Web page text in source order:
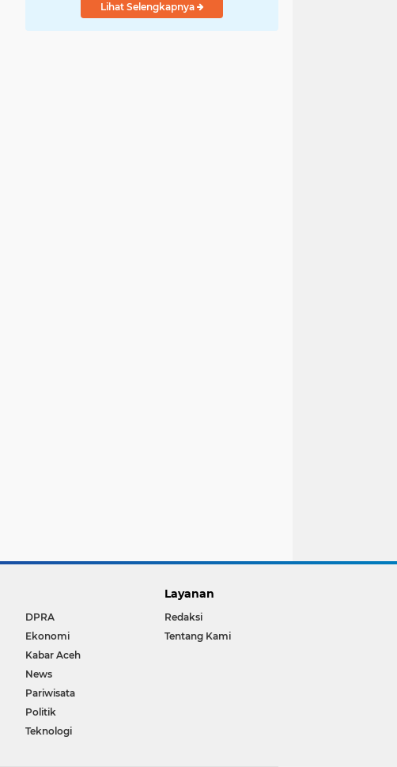
Lihat Selengkapnya
DPRA
Ekonomi
Kabar Aceh
News
Pariwisata
Politik
Teknologi
Layanan
Redaksi
Tentang Kami